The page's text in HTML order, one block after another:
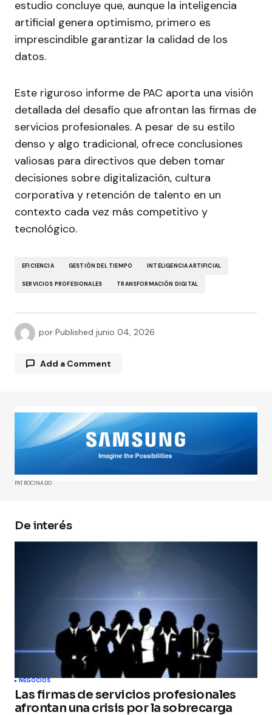
estudio concluye que, aunque la inteligencia
artificial genera optimismo, primero es
imprescindible garantizar la calidad de los
datos.
Este riguroso informe de PAC aporta una visión
detallada del desafío que afrontan las firmas de
servicios profesionales. A pesar de su estilo
denso y algo tradicional, ofrece conclusiones
valiosas para directivos que deben tomar
decisiones sobre digitalización, cultura
corporativa y retención de talento en un
contexto cada vez más competitivo y
tecnológico.
EFICIENCIA GESTIÓN DEL TIEMPO INTELIGENCIA ARTIFICIAL
SERVICIOS PROFESIONALES TRANSFORMACIÓN DIGITAL
por Published junio 04, 2026
Add a Comment
Tu dirección de correo electrónico no será
publicada.Los campos obligatorios están
marcados con*
Comment*
Guarda mi nombre, correo electrónico y web en
este navegador para la próxima vez que
comente.
Submit Comment
PATROCINADO
De interés
NEGOCIOS
Las firmas de servicios profesionales
afrontan una crisis por la sobrecarga